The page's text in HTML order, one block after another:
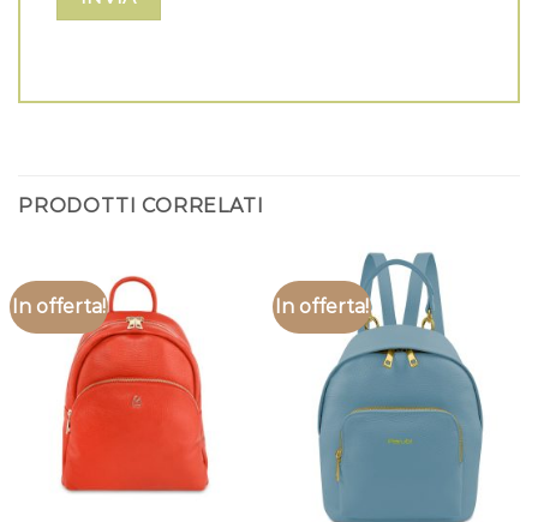
PRODOTTI CORRELATI
In offerta! In offerta!